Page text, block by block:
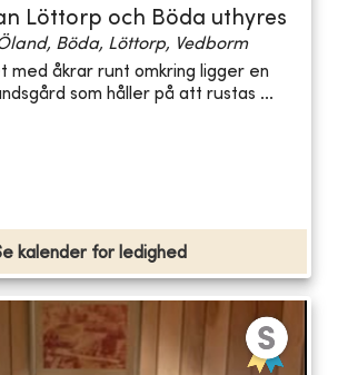
Löttorp och Böda uthyres
Böda, Löttorp, Vedborm
med åkrar runt omkring ligger en
som håller på att rustas ...
kalender for ledighed